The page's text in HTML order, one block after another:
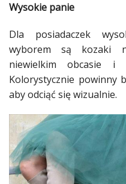
Wysokie panie
Dla posiadaczek
wyborem są kozaki
niewielkim obcasie i
Kolorystycznie powinny
aby odciąć się wizualnie.